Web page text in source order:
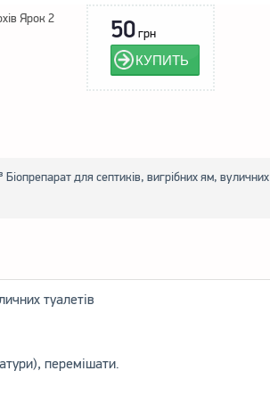
Ярок 2 50грн
КУПИТЬ
для септиків, вигрібних ям, вуличних
туалетів
перемішати.